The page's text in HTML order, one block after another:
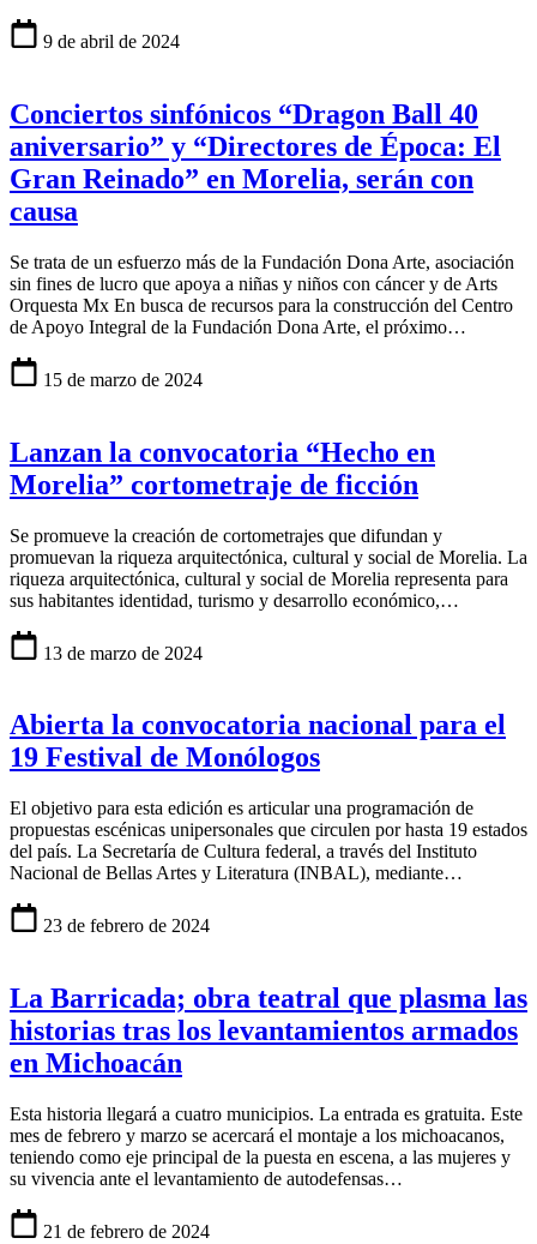
9 de abril de 2024
Conciertos sinfónicos “Dragon Ball 40
aniversario” y “Directores de Época: El
Gran Reinado” en Morelia, serán con
causa
Se trata de un esfuerzo más de la Fundación Dona Arte, asociación
sin fines de lucro que apoya a niñas y niños con cáncer y de Arts
Orquesta Mx En busca de recursos para la construcción del Centro
de Apoyo Integral de la Fundación Dona Arte, el próximo…
15 de marzo de 2024
Lanzan la convocatoria “Hecho en
Morelia” cortometraje de ficción
Se promueve la creación de cortometrajes que difundan y
promuevan la riqueza arquitectónica, cultural y social de Morelia. La
riqueza arquitectónica, cultural y social de Morelia representa para
sus habitantes identidad, turismo y desarrollo económico,…
13 de marzo de 2024
Abierta la convocatoria nacional para el
19 Festival de Monólogos
El objetivo para esta edición es articular una programación de
propuestas escénicas unipersonales que circulen por hasta 19 estados
del país. La Secretaría de Cultura federal, a través del Instituto
Nacional de Bellas Artes y Literatura (INBAL), mediante…
23 de febrero de 2024
La Barricada; obra teatral que plasma las
historias tras los levantamientos armados
en Michoacán
Esta historia llegará a cuatro municipios. La entrada es gratuita. Este
mes de febrero y marzo se acercará el montaje a los michoacanos,
teniendo como eje principal de la puesta en escena, a las mujeres y
su vivencia ante el levantamiento de autodefensas…
21 de febrero de 2024